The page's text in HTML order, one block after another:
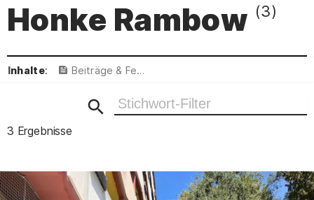
Honke Rambow (3)
Inhalte: Beiträge & Featured
Ergebnisse filtern
3 Ergebnisse